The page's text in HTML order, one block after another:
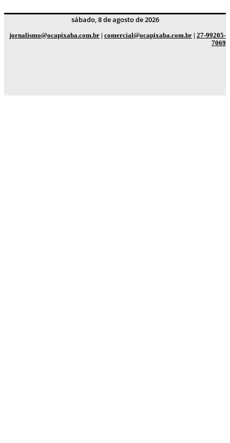
sábado, 8 de agosto de 2026
jornalismo@ocapixaba.com.br | comercial@ocapixaba.com.br | 27-99205-
7069